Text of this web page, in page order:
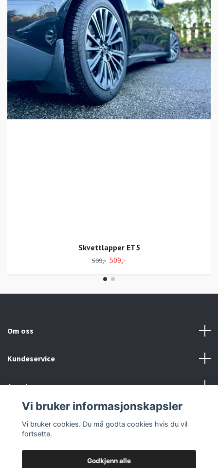
Skvettlapper ET5
599,- 509,-
Om oss
Kundeservice
Annet
Sosiale medier
Vi bruker informasjonskapsler
Vi bruker cookies. Du må godta cookies hvis du vil
fortsette.
Godkjenn alle